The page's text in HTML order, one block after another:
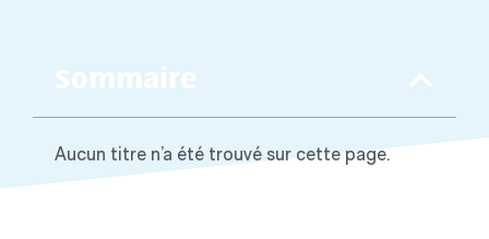
Sommaire
Aucun titre n’a été trouvé sur cette page.